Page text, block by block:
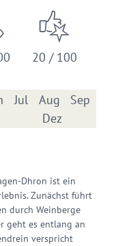
20 / 100
Jul Aug
Sep
Dez
Dhron ist ein
Zunächst führt
durch Weinberge
geht es entlang an
verspricht